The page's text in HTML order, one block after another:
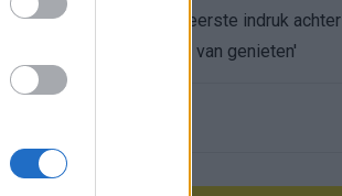
Marcos Leonardo laat eerste indruk achter
bij Ajax: 'Hier gaan fans van genieten'